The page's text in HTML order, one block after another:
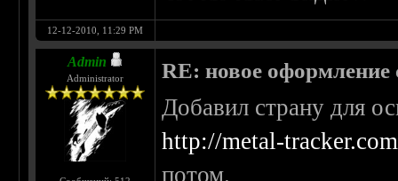
12-12-2010, 11:29 PM
Admin
Administrator RE: новое оформление
Добавил страну для
http://metal-
потом.